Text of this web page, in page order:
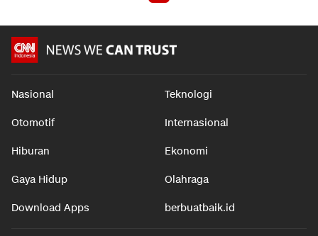
Nasional Teknologi
Otomotif Internasional
Hiburan Ekonomi
Gaya Hidup Olahraga
Download Apps berbuatbaik.id